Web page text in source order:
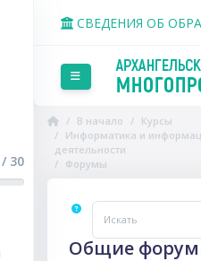
СВЕДЕНИЯ ОБ
Боковая панель
30
В начало
Курсы
Информатика и
деятельности
Форумы
Искать
Общие